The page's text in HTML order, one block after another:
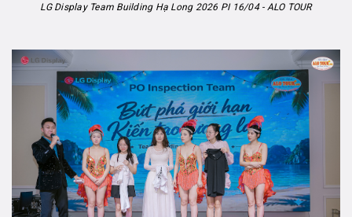
LG Display Team Building Hạ Long 2026 PI 16/04 - ALO TOUR